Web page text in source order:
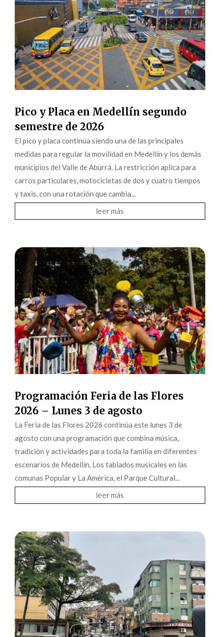
Pico y Placa en Medellín segundo
semestre de 2026
El pico y placa continúa siendo una de las principales
medidas para regular la movilidad en Medellín y los demás
municipios del Valle de Aburrá. La restricción aplica para
carros particulares, motocicletas de dos y cuatro tiempos
y taxis, con una rotación que cambia...
leer más
Programación Feria de las Flores
2026 – Lunes 3 de agosto
La Feria de las Flores 2026 continúa este lunes 3 de
agosto con una programación que combina música,
tradición y actividades para toda la familia en diferentes
escenarios de Medellín. Los tablados musicales en las
comunas Popular y La América, el Parque Cultural...
leer más